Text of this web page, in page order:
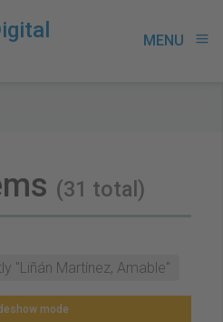
MENU menu
(31 total)
"Liñán Martínez, Amable"
mode